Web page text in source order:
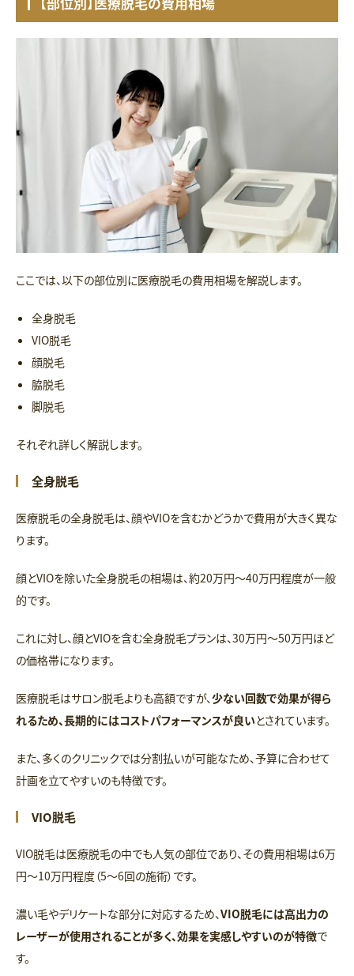
ここでは、以下の部位別に医療脱毛の費用相場を解説します。
全身脱毛
VIO脱毛
顔脱毛
脇脱毛
脚脱毛
それぞれ詳しく解説します。
全身脱毛
医療脱毛の全身脱毛は、顔やVIOを含むかどうかで費用が大きく異な
ります。
顔とVIOを除いた全身脱毛の相場は、約20万円〜40万円程度が一般
的です。
これに対し、顔とVIOを含む全身脱毛プランは、30万円〜50万円ほど
の価格帯になります。
医療脱毛はサロン脱毛よりも高額ですが、少ない回数で効果が得ら
れるため、長期的にはコストパフォーマンスが良いとされています。
また、多くのクリニックでは分割払いが可能なため、予算に合わせて
計画を立てやすいのも特徴です。
VIO脱毛
VIO脱毛は医療脱毛の中でも人気の部位であり、その費用相場は6万
円〜10万円程度（5〜6回の施術）です。
濃い毛やデリケートな部分に対応するため、VIO脱毛には高出力の
レーザーが使用されることが多く、効果を実感しやすいのが特徴で
す。